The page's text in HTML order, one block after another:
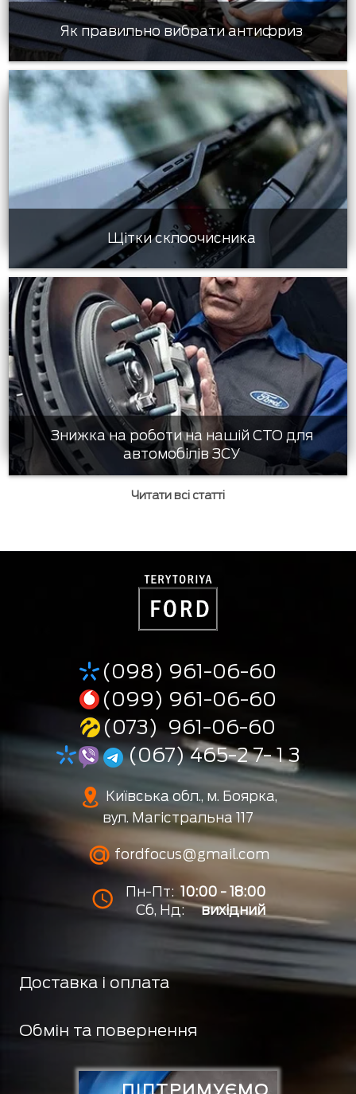
Як правильно вибрати антифриз
Щітки склоочисника
Знижка на роботи на нашій СТО для
автомобілів ЗСУ
Читати всі статті
(098) 961-06-60
(099) 961-06-60
(073) 961-06-60
(067) 465-2 7- 1 3
Київська обл., м. Боярка,
вул. Магістральна 117
fordfocus@gmail.com
Пн-Пт: 10:00 - 18:00
Сб, Нд:
вихідний
Доставка і оплата
Обмін та повернення